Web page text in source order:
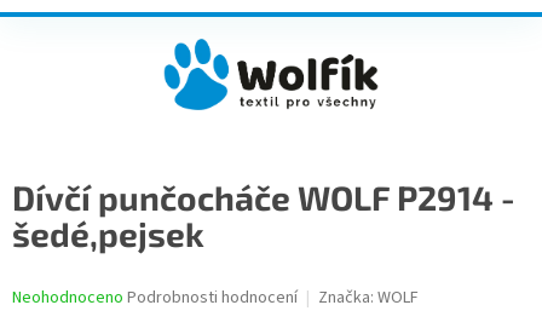
Dívčí punčocháče WOLF P2914 -
šedé,pejsek
Průměrné
Neohodnoceno Podrobnosti hodnocení Značka: WOLF